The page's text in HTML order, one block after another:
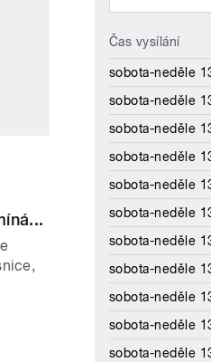
Čas vysílání
sobota-neděle
sobota-neděle
sobota-neděle
sobota-neděle
sobota-neděle
sobota-neděle
sobota-neděle
sobota-neděle
sobota-neděle
sobota-neděle
sobota-neděle